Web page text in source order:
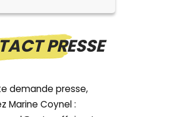
PRESSE
demande presse,
Marine Coynel :